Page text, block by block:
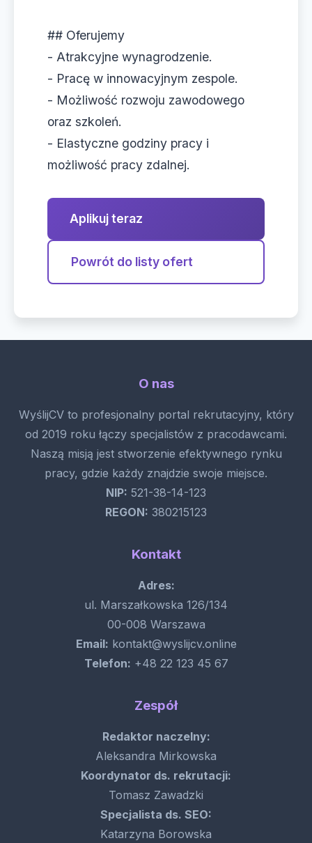
## Oferujemy
- Atrakcyjne wynagrodzenie.
- Pracę w innowacyjnym zespole.
- Możliwość rozwoju zawodowego
oraz szkoleń.
- Elastyczne godziny pracy i
możliwość pracy zdalnej.
Aplikuj teraz
Powrót do listy ofert
O nas
WyślijCV to profesjonalny portal rekrutacyjny, który
od 2019 roku łączy specjalistów z pracodawcami.
Naszą misją jest stworzenie efektywnego rynku
pracy, gdzie każdy znajdzie swoje miejsce.
NIP: 521-38-14-123
REGON: 380215123
Kontakt
Adres:
ul. Marszałkowska 126/134
00-008 Warszawa
Email: kontakt@wyslijcv.online
Telefon: +48 22 123 45 67
Zespół
Redaktor naczelny:
Aleksandra Mirkowska
Koordynator ds. rekrutacji:
Tomasz Zawadzki
Specjalista ds. SEO:
Katarzyna Borowska